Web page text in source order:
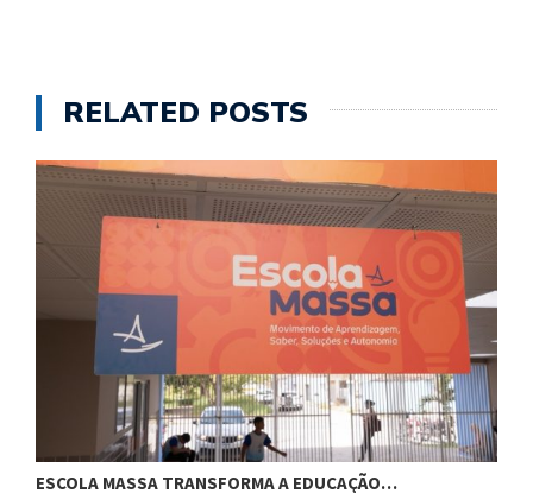
RELATED POSTS
ESCOLA MASSA TRANSFORMA A EDUCAÇÃO…